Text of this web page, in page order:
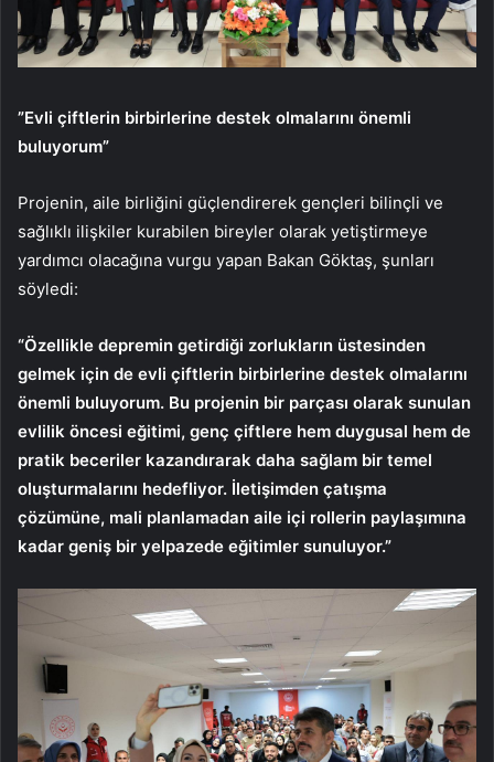
”Evli çiftlerin birbirlerine destek olmalarını önemli
buluyorum”
Projenin, aile birliğini güçlendirerek gençleri bilinçli ve
sağlıklı ilişkiler kurabilen bireyler olarak yetiştirmeye
yardımcı olacağına vurgu yapan Bakan Göktaş, şunları
söyledi:
“Özellikle depremin getirdiği zorlukların üstesinden
gelmek için de evli çiftlerin birbirlerine destek olmalarını
önemli buluyorum. Bu projenin bir parçası olarak sunulan
evlilik öncesi eğitimi, genç çiftlere hem duygusal hem de
pratik beceriler kazandırarak daha sağlam bir temel
oluşturmalarını hedefliyor. İletişimden çatışma
çözümüne, mali planlamadan aile içi rollerin paylaşımına
kadar geniş bir yelpazede eğitimler sunuluyor.”